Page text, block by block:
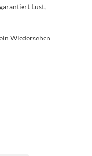
Lust,
Wiedersehen